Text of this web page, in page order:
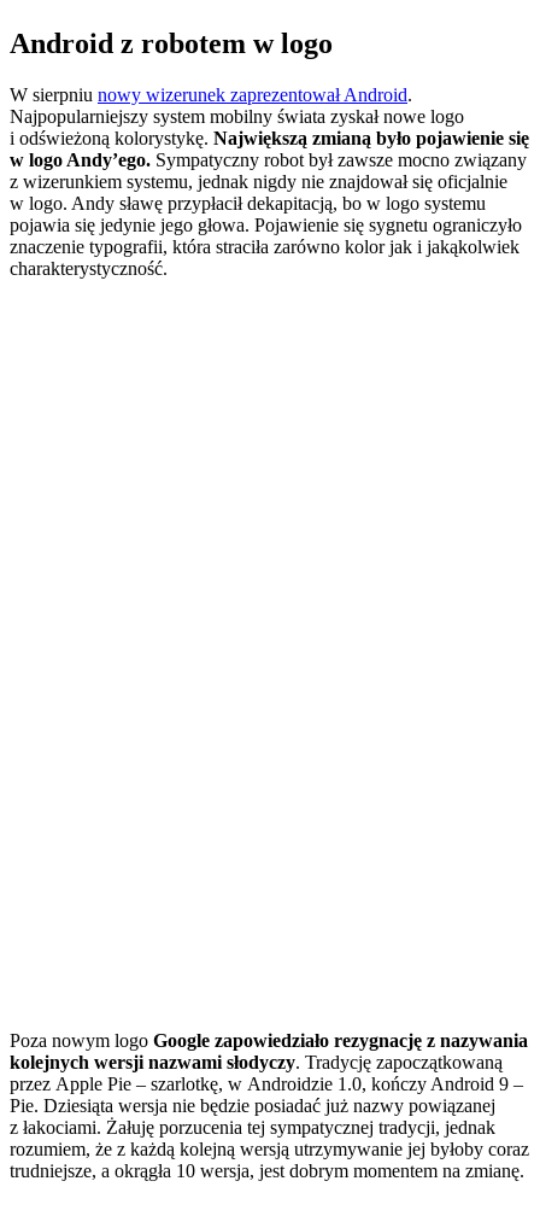
Android z robotem w logo
W sierpniu nowy wizerunek zaprezentował Android.
Najpopularniejszy system mobilny świata zyskał nowe logo
i odświeżoną kolorystykę. Największą zmianą było pojawienie się
w logo Andy’ego. Sympatyczny robot był zawsze mocno związany
z wizerunkiem systemu, jednak nigdy nie znajdował się oficjalnie
w logo. Andy sławę przypłacił dekapitacją, bo w logo systemu
pojawia się jedynie jego głowa. Pojawienie się sygnetu ograniczyło
znaczenie typografii, która straciła zarówno kolor jak i jakąkolwiek
charakterystyczność.
Poza nowym logo Google zapowiedziało rezygnację z nazywania
kolejnych wersji nazwami słodyczy. Tradycję zapoczątkowaną
przez Apple Pie – szarlotkę, w Androidzie 1.0, kończy Android 9 –
Pie. Dziesiąta wersja nie będzie posiadać już nazwy powiązanej
z łakociami. Żałuję porzucenia tej sympatycznej tradycji, jednak
rozumiem, że z każdą kolejną wersją utrzymywanie jej byłoby coraz
trudniejsze, a okrągła 10 wersja, jest dobrym momentem na zmianę.